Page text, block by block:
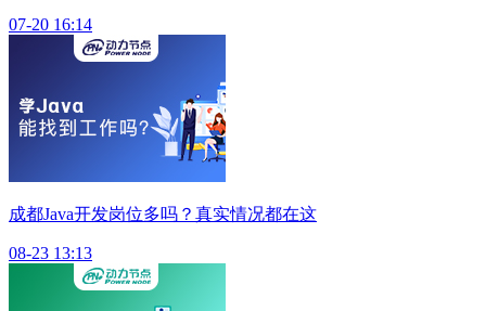
07-20 16:14
成都Java开发岗位多吗？真实情况都在这
08-23 13:13